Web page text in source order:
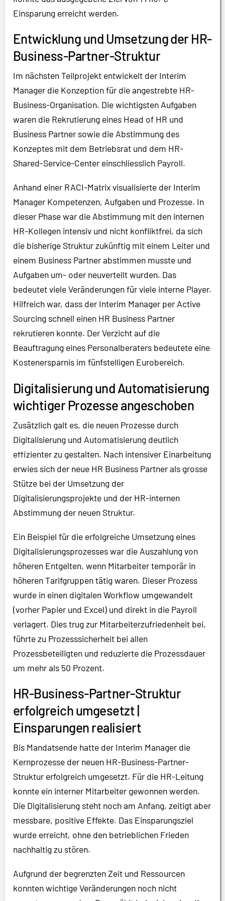
Einsparung erreicht werden.
Entwicklung und Umsetzung der HR-
Business-Partner-Struktur
Im nächsten Teilprojekt entwickelt der Interim
Manager die Konzeption für die angestrebte HR-
Business-Organisation. Die wichtigsten Aufgaben
waren die Rekrutierung eines Head of HR und
Business Partner sowie die Abstimmung des
Konzeptes mit dem Betriebsrat und dem HR-
Shared-Service-Center einschliesslich Payroll.
Anhand einer RACI-Matrix visualisierte der Interim
Manager Kompetenzen, Aufgaben und Prozesse. In
dieser Phase war die Abstimmung mit den internen
HR-Kollegen intensiv und nicht konfliktfrei, da sich
die bisherige Struktur zukünftig mit einem Leiter und
einem Business Partner abstimmen musste und
Aufgaben um- oder neuverteilt wurden. Das
bedeutet viele Veränderungen für viele interne Player.
Hilfreich war, dass der Interim Manager per Active
Sourcing schnell einen HR Business Partner
rekrutieren konnte. Der Verzicht auf die
Beauftragung eines Personalberaters bedeutete eine
Kostenersparnis im fünfstelligen Eurobereich.
Digitalisierung und Automatisierung
wichtiger Prozesse angeschoben
Zusätzlich galt es, die neuen Prozesse durch
Digitalisierung und Automatisierung deutlich
effizienter zu gestalten. Nach intensiver Einarbeitung
erwies sich der neue HR Business Partner als grosse
Stütze bei der Umsetzung der
Digitalisierungsprojekte und der HR-internen
Abstimmung der neuen Struktur.
Ein Beispiel für die erfolgreiche Umsetzung eines
Digitalisierungsprozesses war die Auszahlung von
höheren Entgelten, wenn Mitarbeiter temporär in
höheren Tarifgruppen tätig waren. Dieser Prozess
wurde in einen digitalen Workflow umgewandelt
(vorher Papier und Excel) und direkt in die Payroll
verlagert. Dies trug zur Mitarbeiterzufriedenheit bei,
führte zu Prozesssicherheit bei allen
Prozessbeteiligten und reduzierte die Prozessdauer
um mehr als 50 Prozent.
HR-Business-Partner-Struktur
erfolgreich umgesetzt |
Einsparungen realisiert
Bis Mandatsende hatte der Interim Manager die
Kernprozesse der neuen HR-Business-Partner-
Struktur erfolgreich umgesetzt. Für die HR-Leitung
konnte ein interner Mitarbeiter gewonnen werden.
Die Digitalisierung steht noch am Anfang, zeitigt aber
messbare, positive Effekte. Das Einsparungsziel
wurde erreicht, ohne den betrieblichen Frieden
nachhaltig zu stören.
Aufgrund der begrenzten Zeit und Ressourcen
konnten wichtige Veränderungen noch nicht